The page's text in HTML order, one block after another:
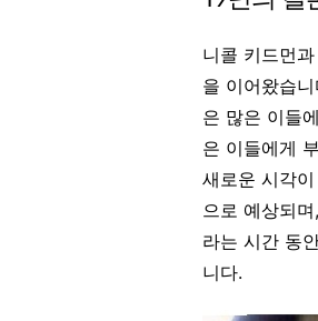
니콜 키드먼
을 이어왔습
은 많은 이들
은 이들에게
새로운 시각
으로 예상되
라는 시간 동
니다.